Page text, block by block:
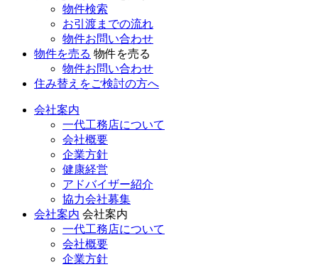
物件検索
お引渡までの流れ
物件お問い合わせ
物件を売る 物件を売る
物件お問い合わせ
住み替えをご検討の方へ
会社案内
一代工務店について
会社概要
企業方針
健康経営
アドバイザー紹介
協力会社募集
会社案内 会社案内
一代工務店について
会社概要
企業方針